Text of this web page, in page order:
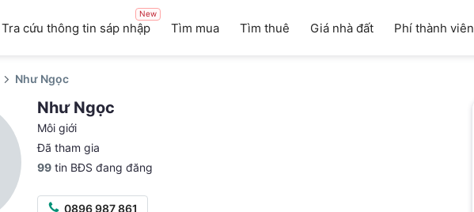
Tra cứu thông tin sáp nhập
New
Tìm mua Tìm thuê Giá nhà đất Phí thành viên
Như Ngọc
Như Ngọc
Môi giới
Đã tham gia
99 tin BĐS đang đăng
0896 987 861